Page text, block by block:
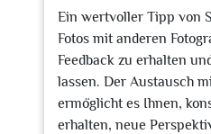
Ein wertvoller Tipp von
Fotos mit anderen
Feedback zu erhalten
lassen. Der Austausch
ermöglicht es Ihnen,
erhalten, neue